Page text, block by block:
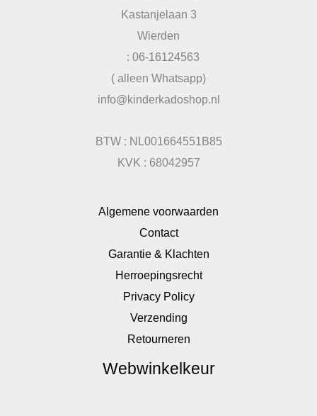
Kastanjelaan 3
Wierden
: 06-16124563
( alleen Whatsapp)
info@kinderkadoshop.nl
BTW : NL001664551B85
KVK : 68042957
Algemene voorwaarden
Contact
Garantie & Klachten
Herroepingsrecht
Privacy Policy
Verzending
Retourneren
Webwinkelkeur